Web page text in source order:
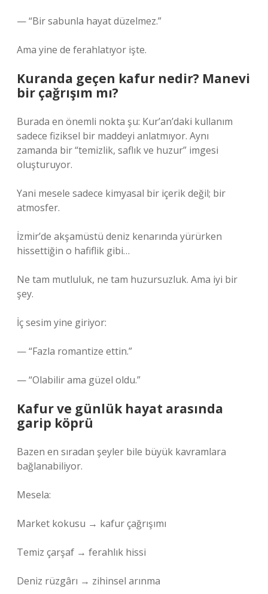
— “Bir sabunla hayat düzelmez.”
Ama yine de ferahlatıyor işte.
Kuranda geçen kafur nedir? Manevi
bir çağrışım mı?
Burada en önemli nokta şu: Kur’an’daki kullanım
sadece fiziksel bir maddeyi anlatmıyor. Aynı
zamanda bir “temizlik, saflık ve huzur” imgesi
oluşturuyor.
Yani mesele sadece kimyasal bir içerik değil; bir
atmosfer.
İzmir’de akşamüstü deniz kenarında yürürken
hissettiğin o hafiflik gibi…
Ne tam mutluluk, ne tam huzursuzluk. Ama iyi bir
şey.
İç sesim yine giriyor:
— “Fazla romantize ettin.”
— “Olabilir ama güzel oldu.”
Kafur ve günlük hayat arasında
garip köprü
Bazen en sıradan şeyler bile büyük kavramlara
bağlanabiliyor.
Mesela:
Market kokusu → kafur çağrışımı
Temiz çarşaf → ferahlık hissi
Deniz rüzgârı → zihinsel arınma